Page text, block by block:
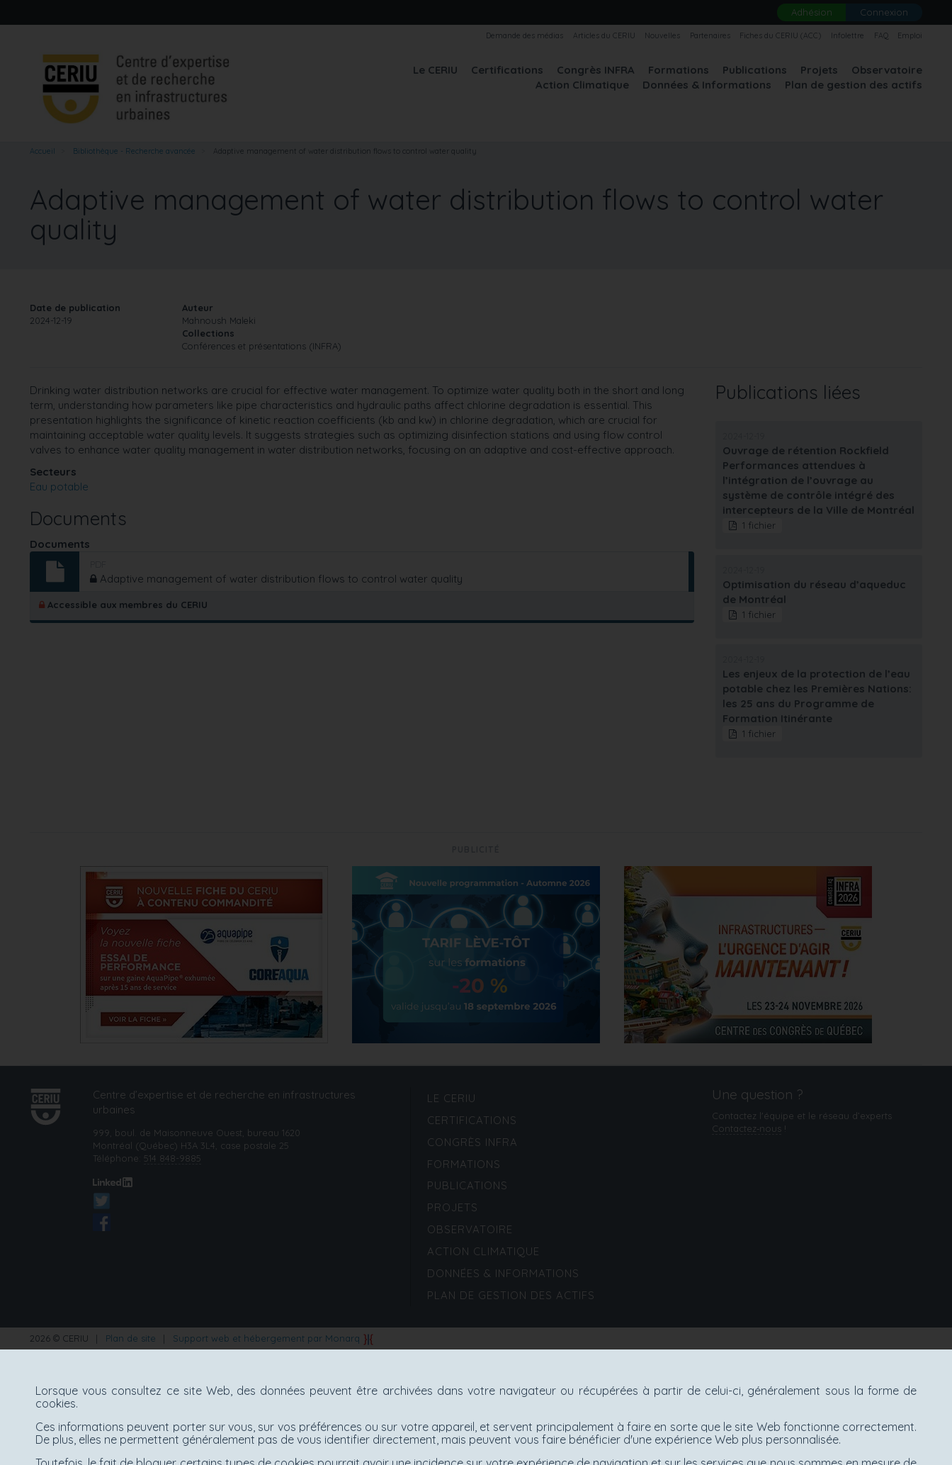
au
Adhésion Connexion
Demande des médias Articles du CERIU Nouvelles Partenaires Fiches du CERIU (ACC) Infolettre FAQ Emploi
Le CERIU Certifications Congrès INFRA Formations Publications Projets
Observatoire
Action Climatique
Données & Informations Plan de gestion des actifs
Accueil Bibliothèque - Recherche avancée Adaptive management of water distribution flows to control water quality
Adaptive management of water distribution flows to control water
quality
Date de publication
2024-12-19
Auteur
Mahnoush Maleki
Collections
Conférences et présentations (INFRA)
Drinking water distribution networks are crucial for effective water management. To optimize water quality both in the short and long
term, understanding how parameters like pipe characteristics and hydraulic paths affect chlorine degradation is essential. This
presentation highlights the significance of kinetic reaction coefficients (kb and kw) in chlorine degradation, which are crucial for
maintaining acceptable water quality levels. It suggests strategies such as optimizing disinfection stations and using flow control
valves to enhance water quality management in water distribution networks, focusing on an adaptive and cost-effective approach.
Secteurs
Eau potable
Documents
Documents
Adaptive management of water distribution flows to control water quality
Accessible aux membres du CERIU
Publications liées
Ouvrage de rétention Rockfield
Performances attendues à
l’intégration de l’ouvrage au
système de contrôle intégré des
intercepteurs de la Ville de Montréal
1 fichier
Optimisation du réseau d’aqueduc
de Montréal
1 fichier
Les enjeux de la protection de l’eau
potable chez les Premières Nations:
les 25 ans du Programme de
Formation Itinérante
1 fichier
Centre d’expertise et de recherche en infrastructures
urbaines
999, boul. de Maisonneuve Ouest, bureau 1620
Montréal (Québec) H3A 3L4, case postale 25
Téléphone: 514 848-9885
LE CERIU
CERTIFICATIONS
CONGRÈS INFRA
FORMATIONS
PUBLICATIONS
PROJETS
OBSERVATOIRE
ACTION CLIMATIQUE
DONNÉES & INFORMATIONS
PLAN DE GESTION DES ACTIFS
Une question ?
Contactez l'équipe et le réseau d’experts
Contactez‑nous!
2026 © CERIU | Plan de site | Support web et hébergement par Monarq
Lorsque vous consultez ce site Web, des données peuvent être archivées dans votre navigateur ou récupérées à partir de celui-ci, généralement sous la forme de
cookies.
Ces informations peuvent porter sur vous, sur vos préférences ou sur votre appareil, et servent principalement à faire en sorte que le site Web fonctionne correctement.
De plus, elles ne permettent généralement pas de vous identifier directement, mais peuvent vous faire bénéficier d'une expérience Web plus personnalisée.